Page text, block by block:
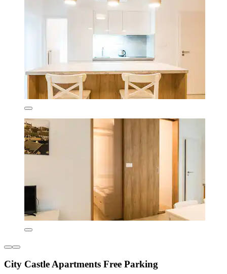
City Castle Apartments Free Parking